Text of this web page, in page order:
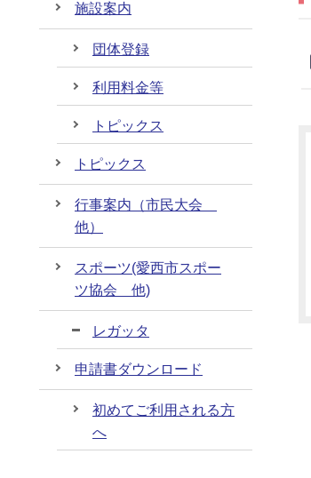
施設案内
団体登録
利用料金等
トピックス
トピックス
行事案内（市民大会
他）
スポーツ(愛西市スポー
ツ協会 他)
レガッタ
申請書ダウンロード
初めてご利用される方
へ